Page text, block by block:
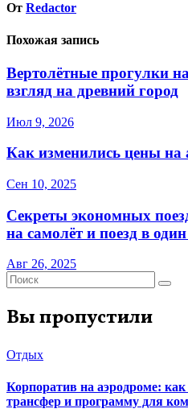
От Redactor
Похожая запись
Вертолётные прогулки
взгляд на древний город
Июл 9, 2026
Как изменились цены на
Сен 10, 2025
Секреты экономных
на самолёт и поезд в
Авг 26, 2025
Вы пропустили
Отдых
Корпоратив на аэродроме:
трансфер и программу для